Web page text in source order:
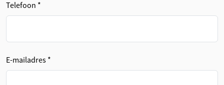
Telefoon *
E-mailadres *